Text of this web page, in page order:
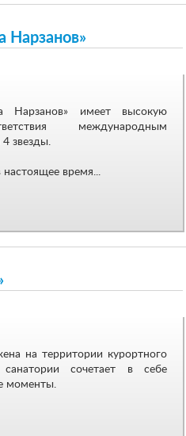
Нарзанов»
Нарзанов» имеет высокую
международным
4 звезды.
настоящее время...
на территории курортного
сочетает в себе
моменты.